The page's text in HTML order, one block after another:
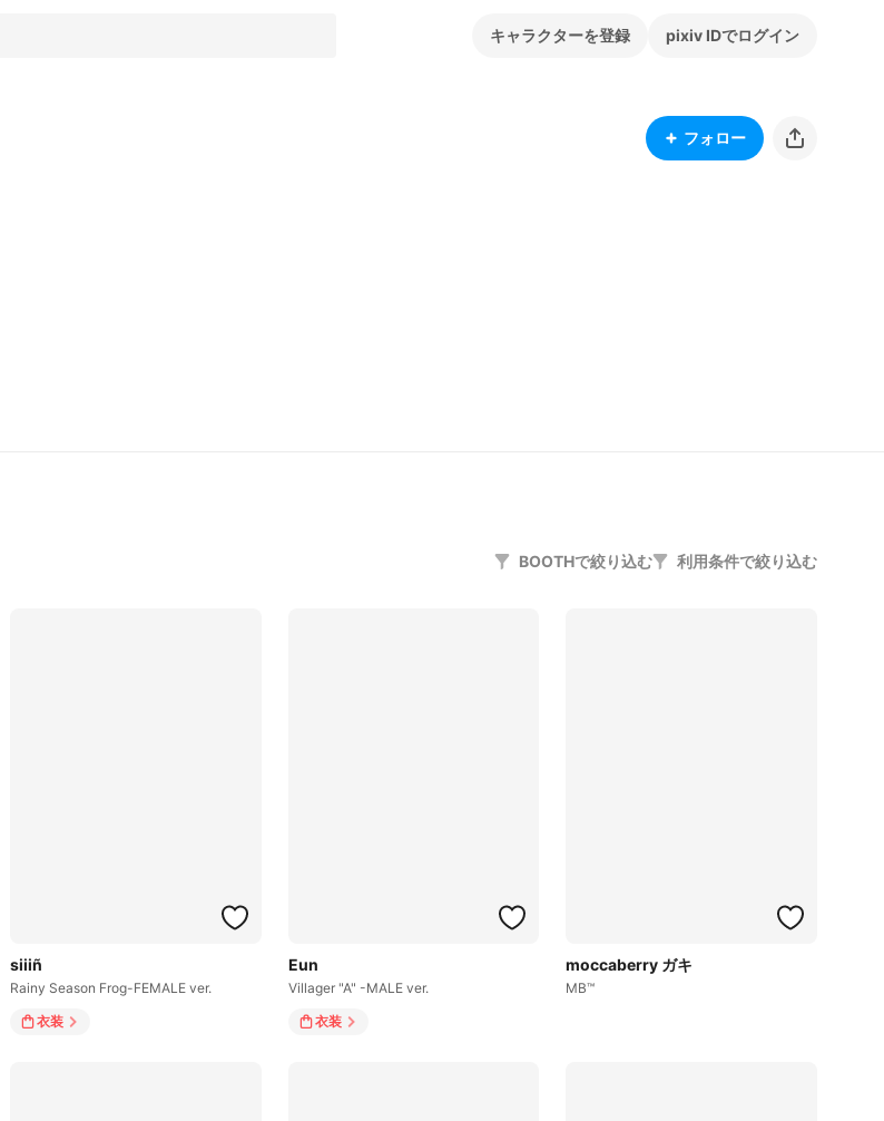
キャラクターを登録 pixiv IDでログイン
フォロー
BOOTHで絞り込む 利用条件で絞り込む
siiiñ
Rainy Season Frog-FEMALE ver.
衣装
Eun
Villager "A" -MALE ver.
衣装
moccaberry ガキ
MB™